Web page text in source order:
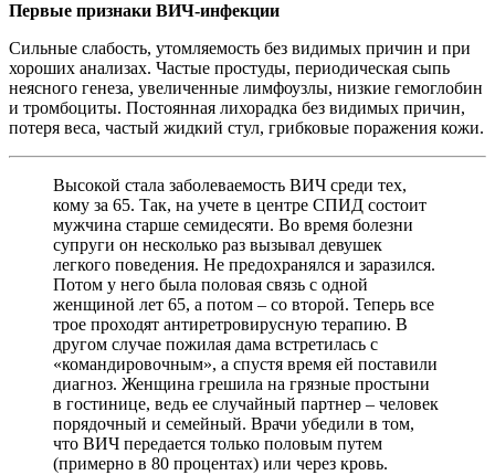
Первые признаки ВИЧ-инфекции
Сильные слабость, утомляемость без видимых причин и при
хороших анализах. Частые простуды, периодическая сыпь
неясного генеза, увеличенные лимфоузлы, низкие гемоглобин
и тромбоциты. Постоянная лихорадка без видимых причин,
потеря веса, частый жидкий стул, грибковые поражения кожи.
Высокой стала заболеваемость ВИЧ среди тех,
кому за 65. Так, на учете в центре СПИД состоит
мужчина старше семидесяти. Во время болезни
супруги он несколько раз вызывал девушек
легкого поведения. Не предохранялся и заразился.
Потом у него была половая связь с одной
женщиной лет 65, а потом – со второй. Теперь все
трое проходят антиретровирусную терапию. В
другом случае пожилая дама встретилась с
«командировочным», а спустя время ей поставили
диагноз. Женщина грешила на грязные простыни
в гостинице, ведь ее случайный партнер – человек
порядочный и семейный. Врачи убедили в том,
что ВИЧ передается только половым путем
(примерно в 80 процентах) или через кровь.